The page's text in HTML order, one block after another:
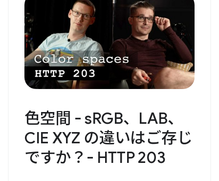
色空間 - sRGB、LAB、
CIE XYZ の違いはご存じ
ですか？- HTTP 203